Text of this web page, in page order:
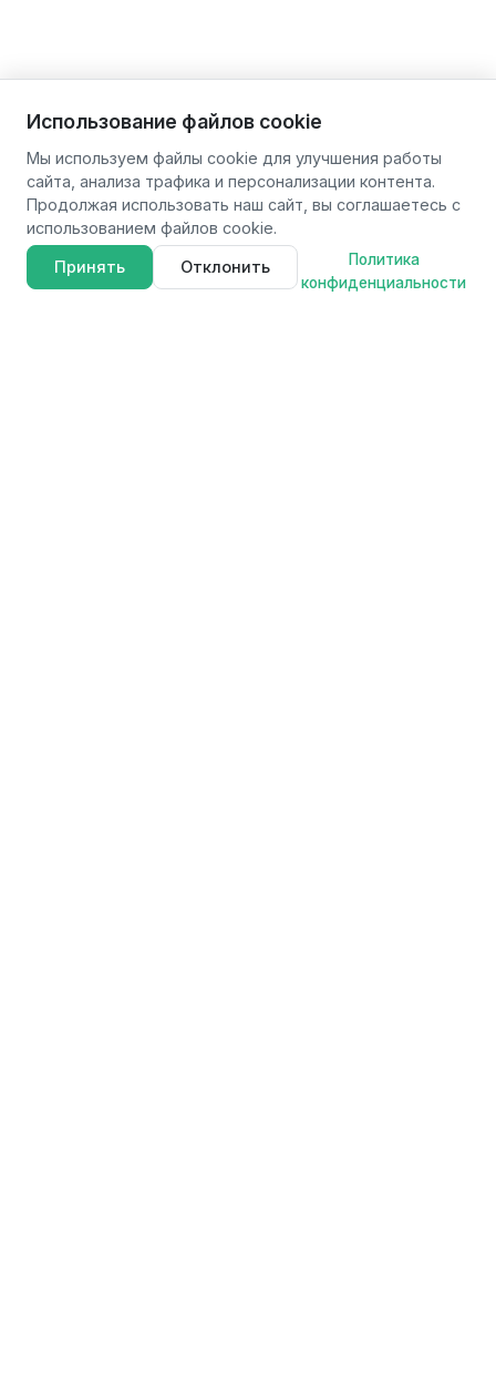
Использование файлов cookie
Мы используем файлы cookie для улучшения работы
сайта, анализа трафика и персонализации контента.
Продолжая использовать наш сайт, вы соглашаетесь с
использованием файлов cookie.
Принять Отклонить
Политика
конфиденциальности